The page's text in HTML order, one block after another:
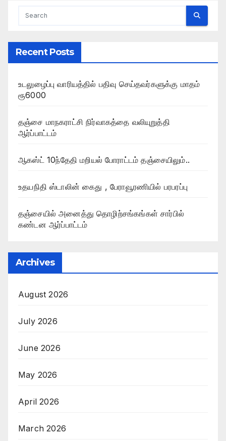
Recent Posts
உடலுழைப்பு வாரியத்தில் பதிவு செய்தவர்களுக்கு மாதம்
ரூ6000
தஞ்சை மாநகராட்சி நிர்வாகத்தை வலியுறுத்தி
ஆர்ப்பாட்டம்
ஆகஸ்ட் 10ந்தேதி மறியல் போராட்டம் தஞ்சையிலும்..
உதயநிதி ஸ்டாலின் கைது , பேராவூரணியில் பரபரப்பு
தஞ்சையில் அனைத்து தொழிற்சங்கங்கள் சார்பில்
கண்டன ஆர்ப்பாட்டம்
Archives
August 2026
July 2026
June 2026
May 2026
April 2026
March 2026